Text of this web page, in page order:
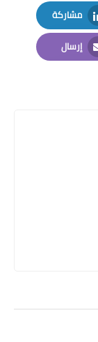
مشاركة
LinkedIn
إرسال
Email